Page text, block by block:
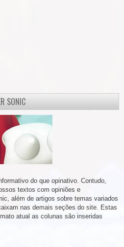
SONIC
do que opinativo. Contudo,
textos com opiniões e
além de artigos sobre temas variados
nas demais seções do site. Estas
atual as colunas são inseridas